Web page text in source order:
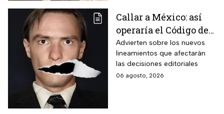
Callar a México: así
operaría el Código de
Ética y los defensores
de audiencias
Advierten sobre los nuevos
lineamientos que afectarán
las decisiones editoriales
06 agosto, 2026